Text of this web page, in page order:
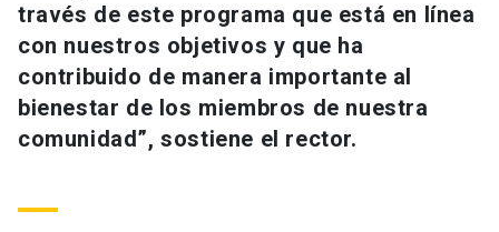
Personal
Alumni launch
Admisión launch
Mi Cuenta UC launch
través de este programa que está en línea
con nuestros objetivos y que ha
contribuido de manera importante al
bienestar de los miembros de nuestra
comunidad”, sostiene el rector.